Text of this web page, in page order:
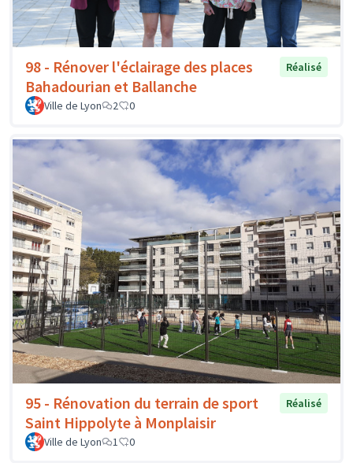
98 - Rénover l'éclairage des places
Bahadourian et Ballanche
Réalisé
Ville de Lyon 2 0
95 - Rénovation du terrain de sport
Saint Hippolyte à Monplaisir
Réalisé
Ville de Lyon 1 0